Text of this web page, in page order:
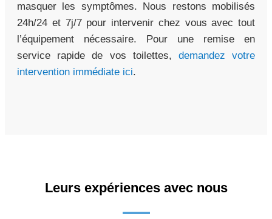
masquer les symptômes. Nous restons mobilisés
24h/24 et 7j/7 pour intervenir chez vous avec tout
l’équipement nécessaire. Pour une remise en
service rapide de vos toilettes, demandez votre
intervention immédiate ici.
Leurs expériences avec nous